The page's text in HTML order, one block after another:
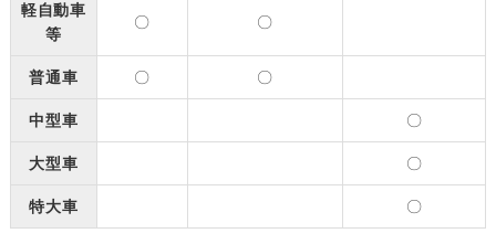
軽自動車
等
〇 〇
普通車 〇 〇
中型車 〇
大型車 〇
特大車 〇